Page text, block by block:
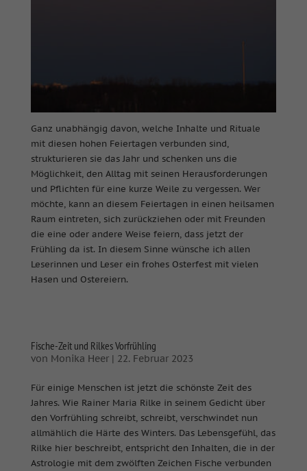
Ganz unabhängig davon, welche Inhalte und Rituale
mit diesen hohen Feiertagen verbunden sind,
strukturieren sie das Jahr und schenken uns die
Möglichkeit, den Alltag mit seinen Herausforderungen
und Pflichten für eine kurze Weile zu vergessen. Wer
möchte, kann an diesem Feiertagen in einen heilsamen
Raum eintreten, sich zurückziehen oder mit Freunden
die eine oder andere Weise feiern, dass jetzt der
Frühling da ist. In diesem Sinne wünsche ich allen
Leserinnen und Leser ein frohes Osterfest mit vielen
Hasen und Ostereiern.
Fische-Zeit und Rilkes Vorfrühling
von Monika Heer| 22. Februar 2023
Für einige Menschen ist jetzt die schönste Zeit des
Jahres. Wie Rainer Maria Rilke in seinem Gedicht über
den Vorfrühling schreibt, schreibt, verschwindet nun
allmählich die Härte des Winters. Das Lebensgefühl, das
Rilke hier beschreibt, entspricht den Inhalten, die in der
Astrologie mit dem zwölften Zeichen Fische verbunden
Cookie-Informationen anzeigen
Marketing (2)
Marketing-Cookies werden von Drittanbietern oder Publishern
verwendet, um personalisierte Werbung anzuzeigen. Sie tun dies,
indem sie Besucher über Websites hinweg verfolgen.
Cookie-Informationen anzeigen
Externe Medien (7)
Inhalte von Videoplattformen und Social-Media-Plattformen
powered by Borlabs Cookie
Datenschutzerklärung